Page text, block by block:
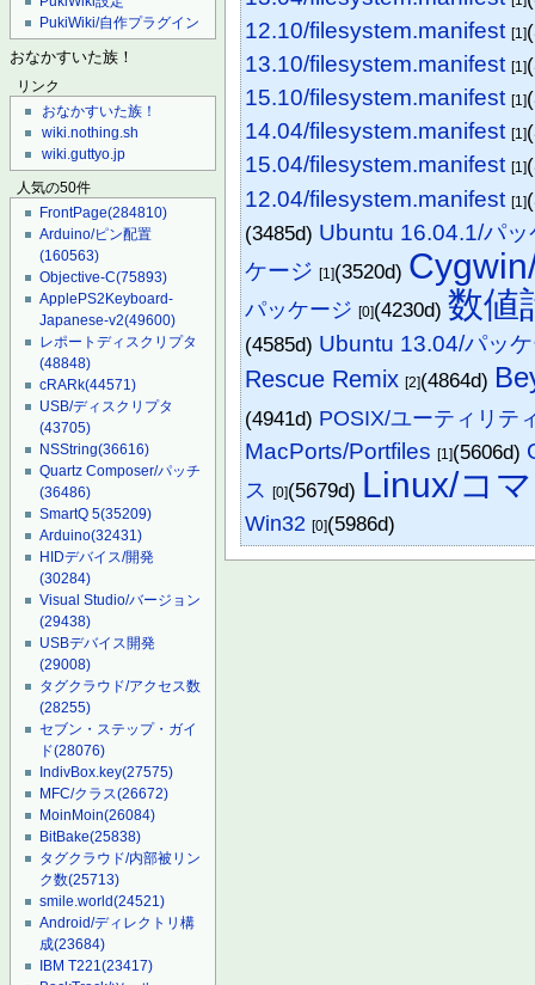
PukiWiki/自作プラグイン
おなかすいた族！
リンク
おなかすいた族！
wiki.nothing.sh
wiki.guttyo.jp
人気の50件
FrontPage(284810)
Arduino/ピン配置
(160563)
Objective-C(75893)
ApplePS2Keyboard-
Japanese-v2(49600)
レポートディスクリプタ
(48848)
cRARk(44571)
USB/ディスクリプタ
(43705)
NSString(36616)
Quartz Composer/パッチ
(36486)
SmartQ 5(35209)
Arduino(32431)
HIDデバイス/開発
(30284)
Visual Studio/バージョン
(29438)
USBデバイス開発
(29008)
タグクラウド/アクセス数
(28255)
セブン・ステップ・ガイ
ド(28076)
IndivBox.key(27575)
MFC/クラス(26672)
MoinMoin(26084)
BitBake(25838)
タグクラウド/内部被リン
ク数(25713)
smile.world(24521)
Android/ディレクトリ構
成(23684)
IBM T221(23417)
12.10/filesystem.manifest [1]
13.10/filesystem.manifest [1]
15.10/filesystem.manifest [1]
14.04/filesystem.manifest [1]
15.04/filesystem.manifest [1]
12.04/filesystem.manifest [1]
(3485d) Ubuntu 16.04.1/パッ
ケージ [1](3520d)
パッケージ [0](4230d)数値
(4585d) Ubuntu 13.04/パッ
Rescue Remix [2](4864d)
(4941d) POSIX/ユーティリテ
MacPorts/Portfiles [1](5606d)
ス [0](5679d) Linux/コ
Win32 [0](5986d)